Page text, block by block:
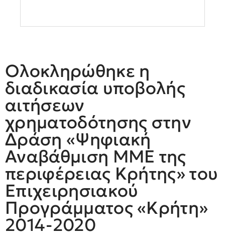
Ολοκληρώθηκε η
διαδικασία υποβολής
αιτήσεων
χρηματοδότησης στην
Δράση «Ψηφιακή
Αναβάθμιση ΜΜΕ της
περιφέρειας Κρήτης» του
Επιχειρησιακού
Προγράμματος «Κρήτη»
2014-2020